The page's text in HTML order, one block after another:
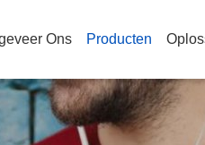
Ons Producten